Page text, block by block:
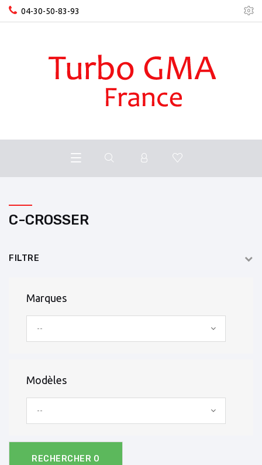
04-30-50-83-93
C-CROSSER
FILTRE
Marques
--
Modèles
--
RECHERCHER 0